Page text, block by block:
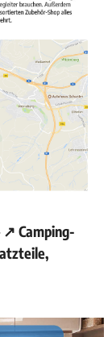
↗️ Camping-